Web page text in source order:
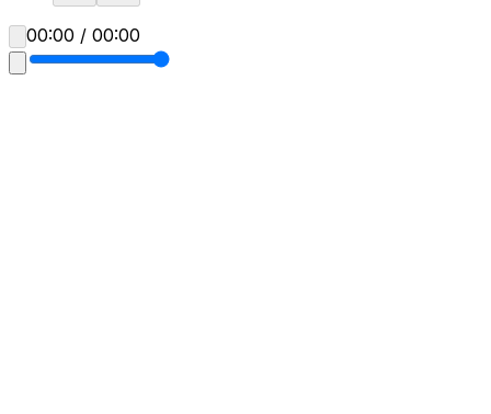
00:00 / 00:00